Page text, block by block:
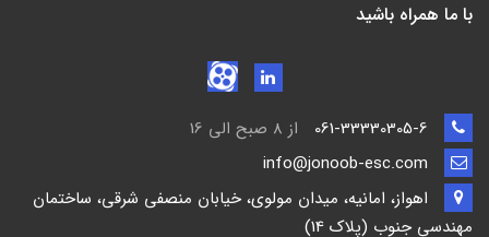
با ما همراه باشید
از 8 صبح الی 16
اهواز، امانیه، میدان مولوی، خیابان منصفی شرقی، ساختمان
مهندسی جنوب (پلاک 14)